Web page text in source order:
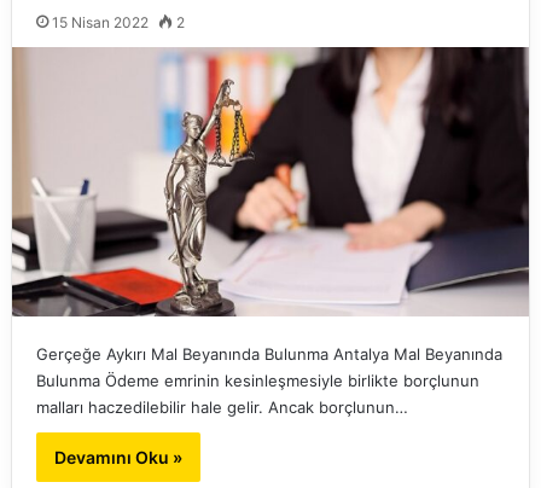
15 Nisan 2022 2
Gerçeğe Aykırı Mal Beyanında Bulunma Antalya Mal Beyanında
Bulunma Ödeme emrinin kesinleşmesiyle birlikte borçlunun
malları haczedilebilir hale gelir. Ancak borçlunun…
Devamını Oku »